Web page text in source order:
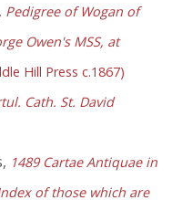
Pedigree of Wogan of
Owen's MSS, at
Hill Press c.1867)
Cath. St. David
1489 Cartae Antiquae in
of those which are